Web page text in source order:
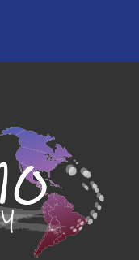
de
Estadual